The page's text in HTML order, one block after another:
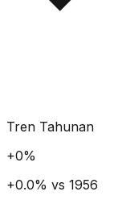
Tren Tahunan
+0%
+0.0% vs 1956